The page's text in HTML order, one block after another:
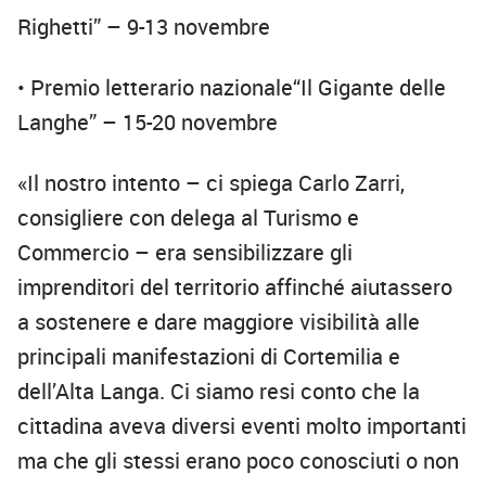
Righetti” – 9-13 novembre
• Premio letterario nazionale“Il Gigante delle
Langhe” – 15-20 novembre
«Il nostro intento – ci spiega Carlo Zarri,
consigliere con delega al Turismo e
Commercio – era sensibilizzare gli
imprenditori del territorio affinché aiutassero
a sostenere e dare maggiore visibilità alle
principali manifestazioni di Cortemilia e
dell’Alta Langa. Ci siamo resi conto che la
cittadina aveva diversi eventi molto importanti
ma che gli stessi erano poco conosciuti o non